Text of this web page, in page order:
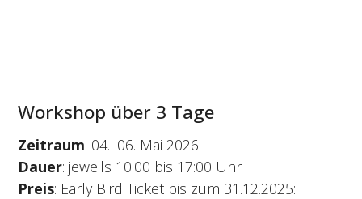
Workshop über 3 Tage
Zeitraum: 04.–06. Mai 2026
Dauer: jeweils 10:00 bis 17:00 Uhr
Preis: Early Bird Ticket bis zum 31.12.2025: